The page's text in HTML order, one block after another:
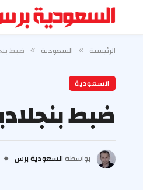
الرئيسية » السعودية » ضبط
السعودية
ضبط
بواسطة السعودية برس